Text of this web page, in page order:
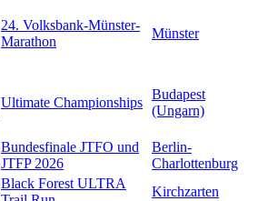
24. Volksbank-Münster-
Marathon
Münster
Ultimate Championships
Budapest
(Ungarn)
Bundesfinale JTFO und
JTFP 2026
Berlin-
Charlottenburg
Black Forest ULTRA
Kirchzarten